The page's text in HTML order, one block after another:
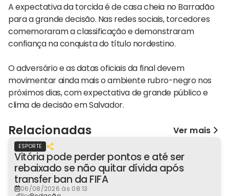
A expectativa da torcida é de casa cheia no Barradão
para a grande decisão. Nas redes sociais, torcedores
comemoraram a classificação e demonstraram
confiança na conquista do título nordestino.
O adversário e as datas oficiais da final devem
movimentar ainda mais o ambiente rubro-negro nos
próximos dias, com expectativa de grande público e
clima de decisão em Salvador.
Relacionadas Ver mais
ESPORTE
Vitória pode perder pontos e até ser
rebaixado se não quitar dívida após
transfer ban da FIFA
06/08/2026 às 08:13